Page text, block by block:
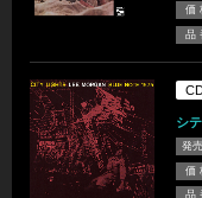
価
品
シ
発
価
品